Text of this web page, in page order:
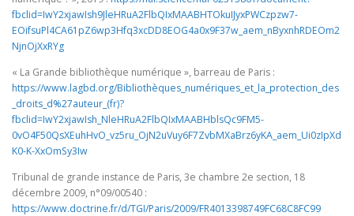
fbclid=IwY2xjawIsh9JleHRuA2FlbQIxMAABHTOkuIJyxPWCzpzw7-
EOifsuPl4CA61pZ6wp3Hfq3xcDD8EOG4a0x9F37w_aem_nByxnhRDEOm2
NjnOjXxRYg
« La Grande bibliothèque numérique », barreau de Paris :
https://www.lagbd.org/Bibliothèques_numériques_et_la_protection_des
_droits_d%27auteur_(fr)?
fbclid=IwY2xjawIsh_NleHRuA2FlbQIxMAABHblsQc9FM5-
0vO4F50QsXEuhHvO_vz5ru_OjN2uVuy6F7ZvbMXaBrz6yKA_aem_Ui0zIpXd
K0-K-XxOmSy3Iw
Tribunal de grande instance de Paris, 3e chambre 2e section, 18
décembre 2009, n°09/00540 :
https://www.doctrine.fr/d/TGI/Paris/2009/FR4013398749FC68C8FC99